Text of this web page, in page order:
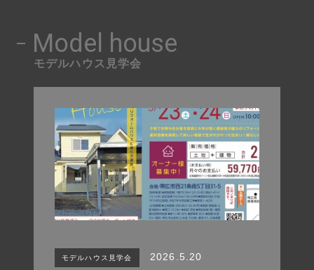
Model house
モデルハウス見学会
モデルハウス見学会 2026.5.20